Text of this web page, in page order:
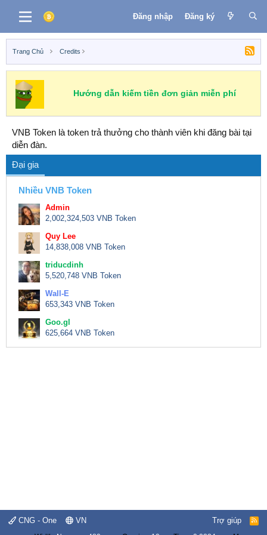
Đăng nhập Đăng ký
Trang Chủ Credits
Hướng dẫn kiếm tiền đơn giản miễn phí
VNB Token là token trả thưởng cho thành viên khi đăng bài tại
diễn đàn.
Đại gia
Nhiều VNB Token
Admin
2,002,324,503 VNB Token
Quy Lee
14,838,008 VNB Token
triducdinh
5,520,748 VNB Token
Wall-E
653,343 VNB Token
Goo.gl
625,664 VNB Token
CNG - One VN Trợ giúp
R